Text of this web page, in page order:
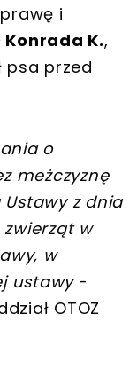
i
K.,
psa przed
o
meżczyznę
z dnia
zwierząt w
w
ustawy-
OTOZ